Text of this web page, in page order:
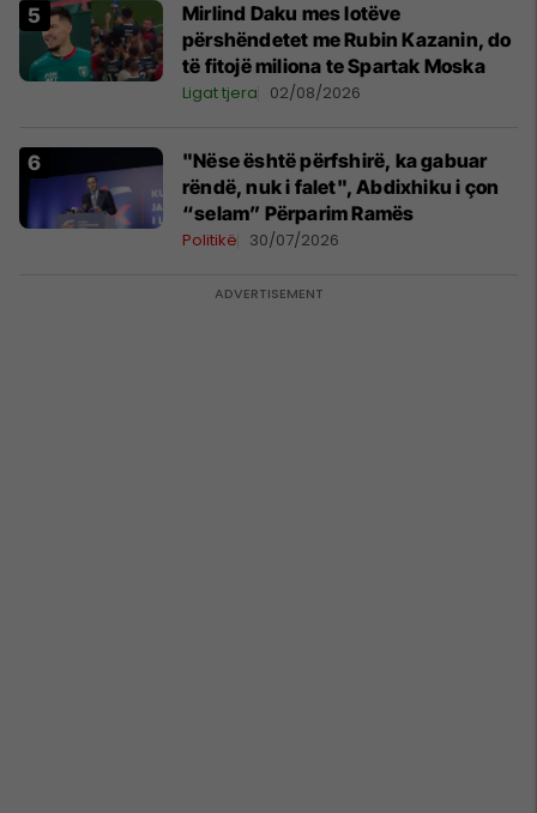
Mirlind Daku mes lotëve
përshëndetet me Rubin Kazanin, do
të fitojë miliona te Spartak Moska
Ligat tjera 02/08/2026
"Nëse është përfshirë, ka gabuar
rëndë, nuk i falet", Abdixhiku i çon
“selam” Përparim Ramës
Politikë 30/07/2026